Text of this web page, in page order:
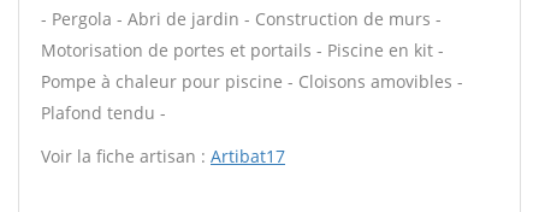
- Pergola - Abri de jardin - Construction de murs -
Motorisation de portes et portails - Piscine en kit -
Pompe à chaleur pour piscine - Cloisons amovibles -
Plafond tendu -
Voir la fiche artisan : Artibat17